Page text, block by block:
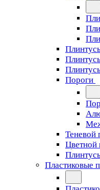
Пороги
Теневой
Цветной
Пластиковые